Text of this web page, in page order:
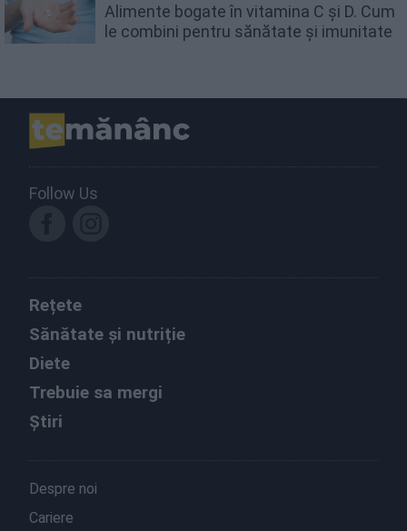
Alimente bogate în vitamina C și D. Cum
le combini pentru sănătate și imunitate
Follow Us
Rețete
Sănătate și nutriție
Diete
Trebuie sa mergi
Știri
Despre noi
Cariere